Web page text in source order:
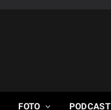
FOTO PODCAST